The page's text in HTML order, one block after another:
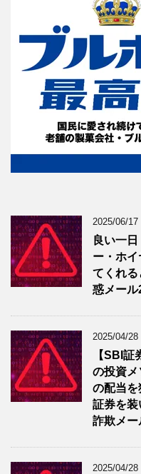
2025/06/17
良い一
ー・ホ
てくれる
惑メール
2025/04/28
【SBI
の投資メ
の配当を
証券を
詐欺メー
2025/04/28